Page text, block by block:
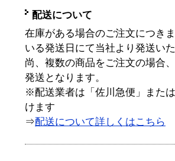
配送について
在庫がある場合のご注文につき
いる発送日にて当社より発送い
尚、複数の商品をご注文の場合
発送となります。
※配送業者は「佐川急便」また
けます
⇒配送について詳しくはこちら